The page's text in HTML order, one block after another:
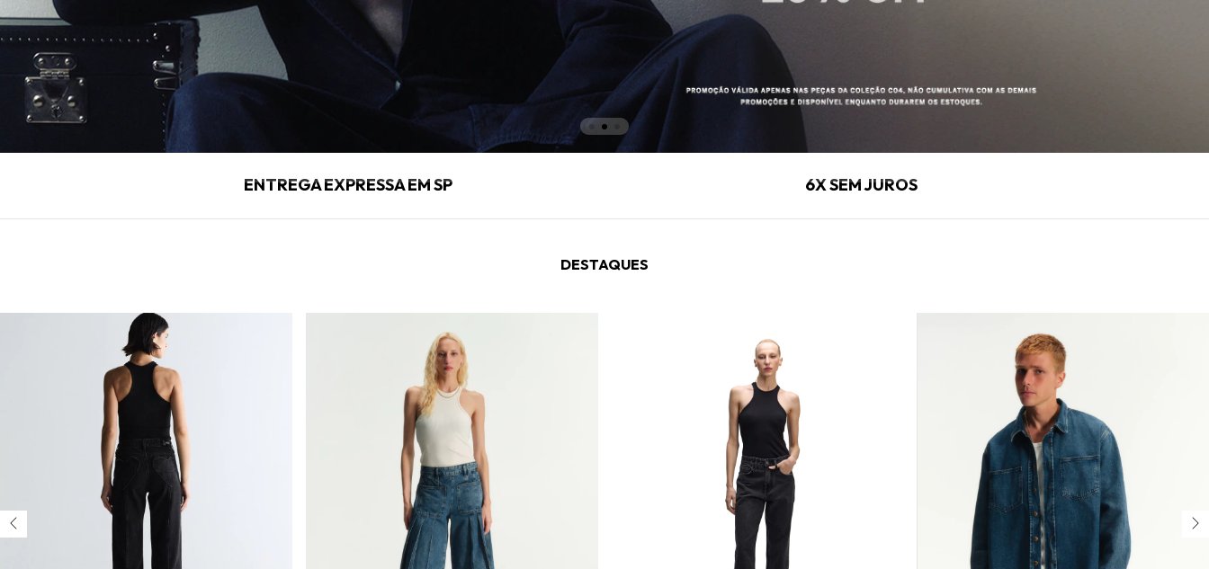
ENTREGA EXPRESSA EM SP 6X SEM JUROS
DESTAQUES